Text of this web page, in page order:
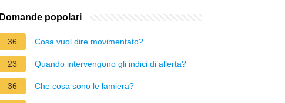
Domande popolari
36 Cosa vuol dire movimentato?
23 Quando intervengono gli indici di allerta?
36 Che cosa sono le lamiera?